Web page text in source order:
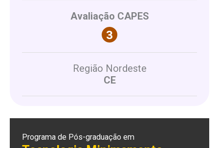
Avaliação CAPES
Região Nordeste
CE
Programa de Pós-graduação em